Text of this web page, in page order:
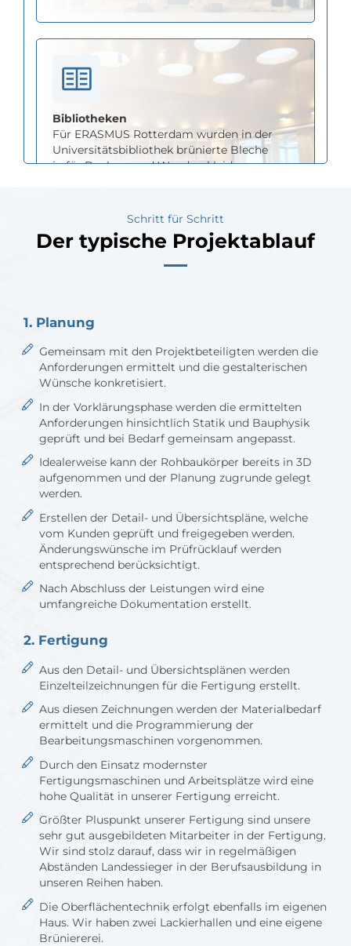
Bibliotheken
Für ERASMUS Rotterdam wurden in der
Universitätsbibliothek brünierte Bleche
in für Decken- und Wandverkleidungen
Wohn- & Geschäftshäuser
München wurde mit unseren bewährten
Techniken im Bereich Brünieren / Baubronze
verziert.
Schritt für Schritt
Der typische Projektablauf
1. Planung
Gemeinsam mit den Projektbeteiligten werden die
Anforderungen ermittelt und die gestalterischen
Wünsche konkretisiert.
In der Vorklärungsphase werden die ermittelten
Anforderungen hinsichtlich Statik und Bauphysik
geprüft und bei Bedarf gemeinsam angepasst.
Idealerweise kann der Rohbaukörper bereits in 3D
aufgenommen und der Planung zugrunde gelegt
werden.
Erstellen der Detail- und Übersichtspläne, welche
vom Kunden geprüft und freigegeben werden.
Änderungswünsche im Prüfrücklauf werden
entsprechend berücksichtigt.
Nach Abschluss der Leistungen wird eine
umfangreiche Dokumentation erstellt.
2. Fertigung
Aus den Detail- und Übersichtsplänen werden
Einzelteilzeichnungen für die Fertigung erstellt.
Aus diesen Zeichnungen werden der Materialbedarf
ermittelt und die Programmierung der
Bearbeitungsmaschinen vorgenommen.
Durch den Einsatz modernster
Fertigungsmaschinen und Arbeitsplätze wird eine
hohe Qualität in unserer Fertigung erreicht.
Größter Pluspunkt unserer Fertigung sind unsere
sehr gut ausgebildeten Mitarbeiter in der Fertigung.
Wir sind stolz darauf, dass wir in regelmäßigen
Abständen Landessieger in der Berufsausbildung in
unseren Reihen haben.
Die Oberflächentechnik erfolgt ebenfalls im eigenen
Haus. Wir haben zwei Lackierhallen und eine eigene
Brüniererei.